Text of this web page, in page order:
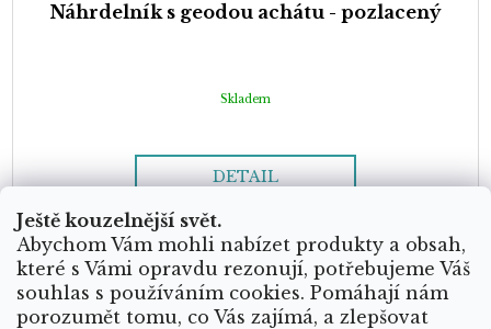
Ještě kouzelnější svět.
Abychom Vám mohli nabízet produkty a obsah,
které s Vámi opravdu rezonují, potřebujeme Váš
souhlas s používáním cookies. Pomáhají nám
porozumět tomu, co Vás zajímá, a zlepšovat
Náhrdelník s geodou achátu - pozlacený
Skladem
DETAIL
Kromě neuvěřitelné krásy šperků nás učarovala i možnost mít krystaly
neustále při sobě. Krystaly mají nejsilnější účinky, pokud je máte v
těsné blízkosti v té...